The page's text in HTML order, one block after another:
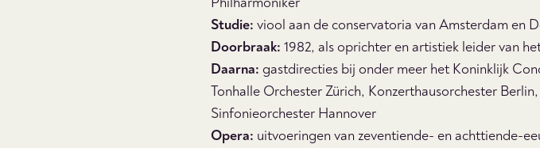
Studie: viool aan de conservatoria van Amsterdam en
Doorbraak: 1982, als oprichter en artistiek leider van
Daarna: gastdirecties bij onder meer het Koninklijk
Tonhalle Orchester Zürich, Konzerthausorchester
Sinfonieorchester Hannover
Opera: uitvoeringen van zeventiende- en achttiende-